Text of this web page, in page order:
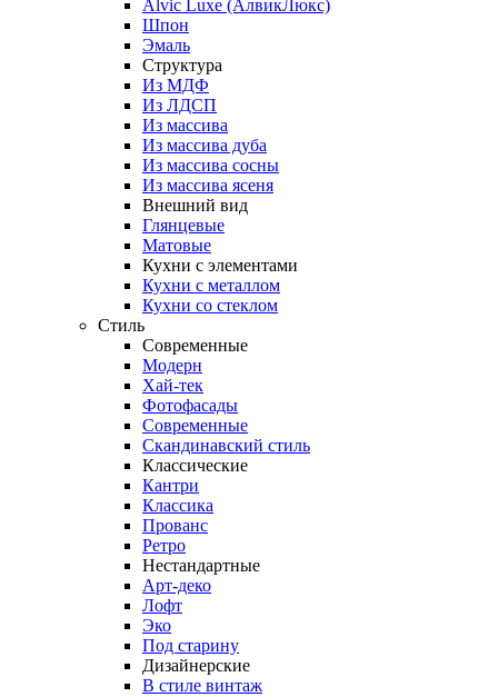
Alvic Luxe (АлвикЛюкс)
Шпон
Эмаль
Структура
Из МДФ
Из ЛДСП
Из массива
Из массива дуба
Из массива сосны
Из массива ясеня
Внешний вид
Глянцевые
Матовые
Кухни с элементами
Кухни с металлом
Кухни со стеклом
Стиль
Современные
Модерн
Хай-тек
Фотофасады
Современные
Скандинавский стиль
Классические
Кантри
Классика
Прованс
Ретро
Нестандартные
Арт-деко
Лофт
Эко
Под старину
Дизайнерские
В стиле винтаж